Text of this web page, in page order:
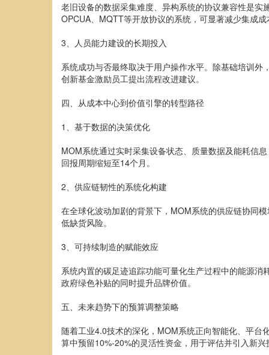
老旧设备的数据采集难度、异构系统的协议兼容性是
OPCUA、MQTT等开放协议的系统，可显著减少集成成
3、人员能力建设的长期投入
系统成功与否最终取决于用户操作水平。除基础培训
创新基金激励员工提出流程改进建议。
四、从成本中心到价值引擎的转型路径
1、基于数据的决策优化
MOM系统通过实时采集设备状态、质量数据及能耗信
回报周期缩短至14个月。
2、供应链韧性的系统化构建
在全球化波动加剧的背景下，MOM系统的供应链协同
低缺货风险。
3、可持续制造的赋能效应
系统内置的碳足迹追踪功能可量化生产过程中的能源
政府绿色补贴的同时提升品牌价值。
五、未来趋势下的预算调整策略
随着工业4.0技术的深化，MOM系统正向智能化、平台
算中预留10%-20%的灵活性资金，用于评估并引入新